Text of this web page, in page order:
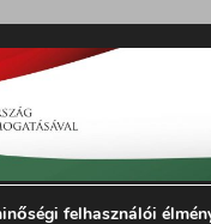
hetilap 2014.
EGYH-KCP-14-P-
felhasználói